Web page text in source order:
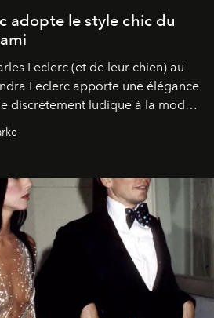
adopte le style chic du
Leclerc (et de leur chien) au
Leclerc apporte une élégance
discrètement ludique à la mode